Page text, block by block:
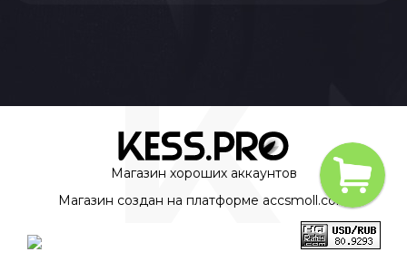
Магазин хороших аккаунтов
Магазин создан на платформе accsmoll.com